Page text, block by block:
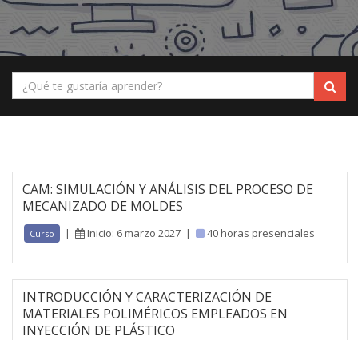
CAM: SIMULACIÓN Y ANÁLISIS DEL PROCESO DE
MECANIZADO DE MOLDES
Curso | Inicio: 6 marzo 2027 | 40 horas presenciales
INTRODUCCIÓN Y CARACTERIZACIÓN DE
MATERIALES POLIMÉRICOS EMPLEADOS EN
INYECCIÓN DE PLÁSTICO